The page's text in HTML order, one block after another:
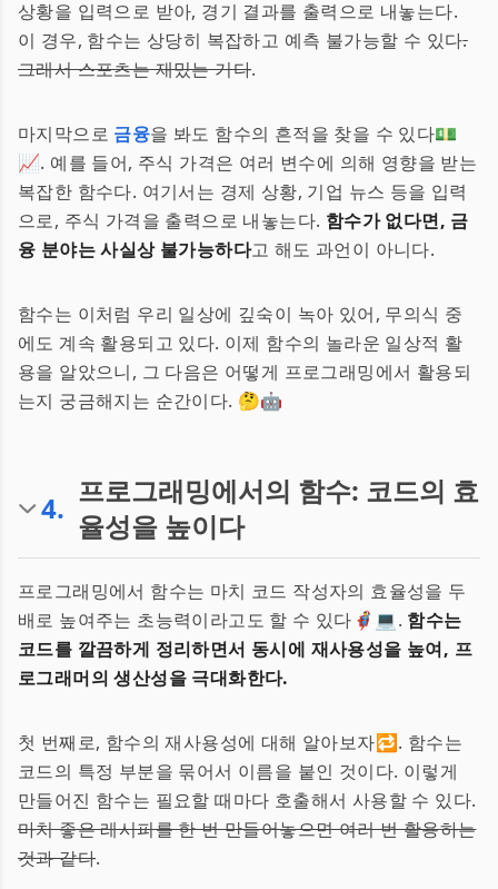
상황을 입력으로 받아, 경기 결과를 출력으로 내놓는다.
이 경우, 함수는 상당히 복잡하고 예측 불가능할 수 있다.
그래서 스포츠는 재밌는 거다.
마지막으로 금융을 봐도 함수의 흔적을 찾을 수 있다💵
📈. 예를 들어, 주식 가격은 여러 변수에 의해 영향을 받는
복잡한 함수다. 여기서는 경제 상황, 기업 뉴스 등을 입력
으로, 주식 가격을 출력으로 내놓는다. 함수가 없다면, 금
융 분야는 사실상 불가능하다고 해도 과언이 아니다.
함수는 이처럼 우리 일상에 깊숙이 녹아 있어, 무의식 중
에도 계속 활용되고 있다. 이제 함수의 놀라운 일상적 활
용을 알았으니, 그 다음은 어떻게 프로그래밍에서 활용되
는지 궁금해지는 순간이다. 🤔🤖
4. 프로그래밍에서의 함수: 코드의 효
율성을 높이다
프로그래밍에서 함수는 마치 코드 작성자의 효율성을 두
배로 높여주는 초능력이라고도 할 수 있다🦸‍♂️💻. 함수는
코드를 깔끔하게 정리하면서 동시에 재사용성을 높여, 프
로그래머의 생산성을 극대화한다.
첫 번째로, 함수의 재사용성에 대해 알아보자🔁. 함수는
코드의 특정 부분을 묶어서 이름을 붙인 것이다. 이렇게
만들어진 함수는 필요할 때마다 호출해서 사용할 수 있다.
마치 좋은 레시피를 한 번 만들어놓으면 여러 번 활용하는
것과 같다.